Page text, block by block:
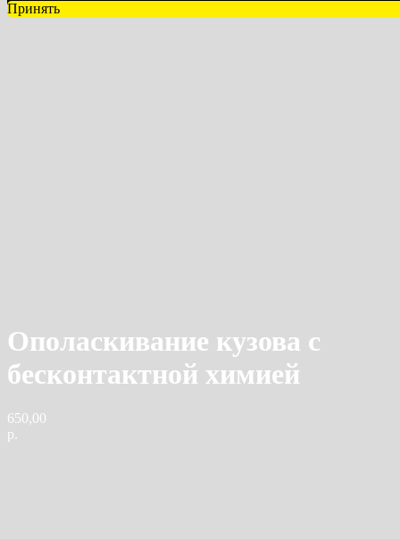
Принять
Ополаскивание кузова с
бесконтактной химией
650,00
р.